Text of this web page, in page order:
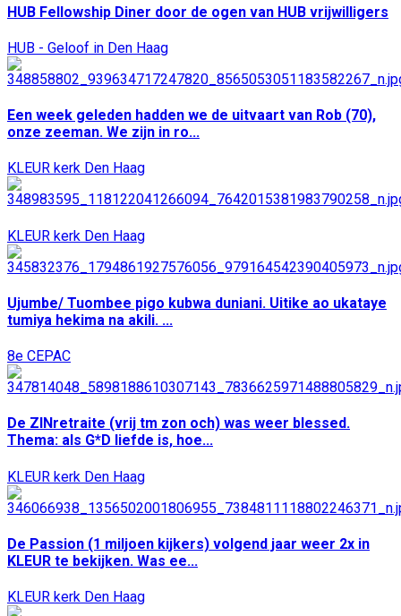
HUB Fellowship Diner door de ogen van HUB vrijwilligers
HUB - Geloof in Den Haag
Een week geleden hadden we de uitvaart van Rob (70),
onze zeeman. We zijn in ro...
KLEUR kerk Den Haag
KLEUR kerk Den Haag
Ujumbe/ Tuombee pigo kubwa duniani. Uitike ao ukataye
tumiya hekima na akili. ...
8e CEPAC
De ZINretraite (vrij tm zon och) was weer blessed.
Thema: als G*D liefde is, hoe...
KLEUR kerk Den Haag
De Passion (1 miljoen kijkers) volgend jaar weer 2x in
KLEUR te bekijken. Was ee...
KLEUR kerk Den Haag